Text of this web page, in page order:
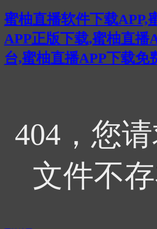
蜜柚直播软件下载APP,
APP正版下载,蜜柚直播
台,蜜柚直播APP下载免
404，您
文件不